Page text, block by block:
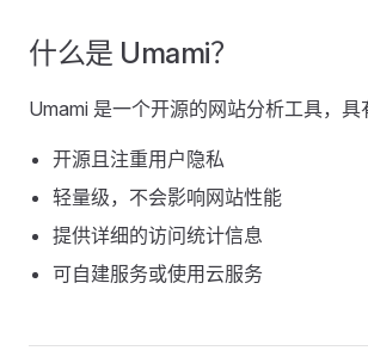
什么是 Umami？
Umami 是一个开源的网站分析工具，具
开源且注重用户隐私
轻量级，不会影响网站性能
提供详细的访问统计信息
可自建服务或使用云服务